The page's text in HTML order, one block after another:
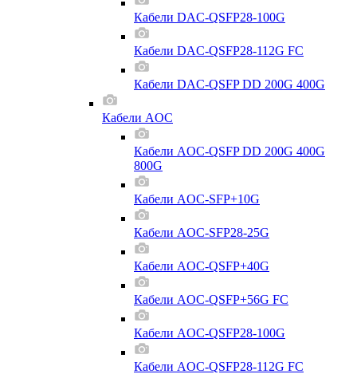
Кабели DAC-QSFP28-100G
Кабели DAC-QSFP28-112G FC
Кабели DAC-QSFP DD 200G 400G
Кабели AOC
Кабели AOC-QSFP DD 200G 400G
800G
Кабели AOC-SFP+10G
Кабели AOC-SFP28-25G
Кабели AOC-QSFP+40G
Кабели AOC-QSFP+56G FC
Кабели AOC-QSFP28-100G
Кабели AOC-QSFP28-112G FC